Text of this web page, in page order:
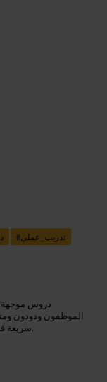
#تدريب_عملي
دروس موجهة
الموظفون ودودون
سريعة قبل اجتماع أو بعد يوم طويل من المشي في المدينة.